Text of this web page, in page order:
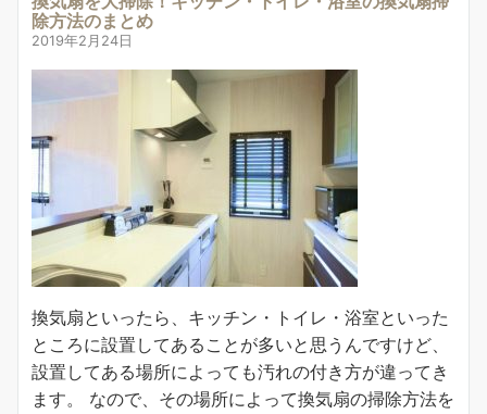
除方法のまとめ
2019年2月24日
換気扇といったら、キッチン・トイレ・浴室といった
ところに設置してあることが多いと思うんですけど、
設置してある場所によっても汚れの付き方が違ってき
ます。 なので、その場所によって換気扇の掃除方法を